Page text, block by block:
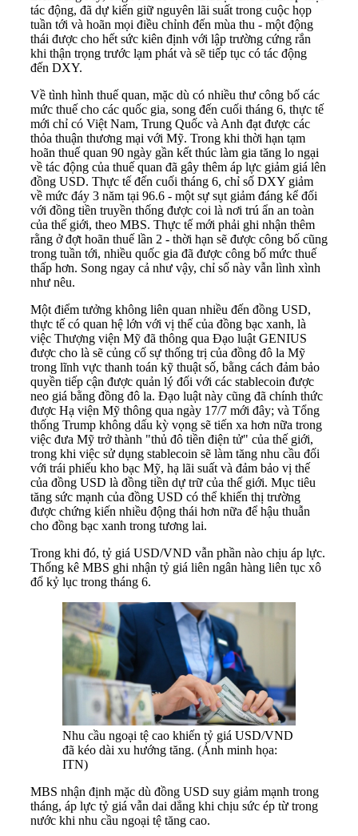
tác động, đã dự kiến giữ nguyên lãi suất trong cuộc họp
tuần tới và hoãn mọi điều chỉnh đến mùa thu - một động
thái được cho hết sức kiên định với lập trường cứng rắn
khi thận trọng trước lạm phát và sẽ tiếp tục có tác động
đến DXY.
Về tình hình thuế quan, mặc dù có nhiều thư công bố các
mức thuế cho các quốc gia, song đến cuối tháng 6, thực tế
mới chỉ có Việt Nam, Trung Quốc và Anh đạt được các
thỏa thuận thương mại với Mỹ. Trong khi thời hạn tạm
hoãn thuế quan 90 ngày gần kết thúc làm gia tăng lo ngại
về tác động của thuế quan đã gây thêm áp lực giảm giá lên
đồng USD. Thực tế đến cuối tháng 6, chỉ số DXY giảm
về mức đáy 3 năm tại 96.6 - một sự sụt giảm đáng kể đối
với đồng tiền truyền thống được coi là nơi trú ẩn an toàn
của thế giới, theo MBS. Thực tế mới phải ghi nhận thêm
rằng ở đợt hoãn thuế lần 2 - thời hạn sẽ được công bố cũng
trong tuần tới, nhiều quốc gia đã được công bố mức thuế
thấp hơn. Song ngay cả như vậy, chỉ số này vẫn lình xình
như nêu.
Một điểm tưởng không liên quan nhiều đến đồng USD,
thực tế có quan hệ lớn với vị thế của đồng bạc xanh, là
việc Thượng viện Mỹ đã thông qua Đạo luật GENIUS
được cho là sẽ củng cố sự thống trị của đồng đô la Mỹ
trong lĩnh vực thanh toán kỹ thuật số, bằng cách đảm bảo
quyền tiếp cận được quản lý đối với các stablecoin được
neo giá bằng đồng đô la. Đạo luật này cũng đã chính thức
được Hạ viện Mỹ thông qua ngày 17/7 mới đây; và Tổng
thống Trump không dấu kỳ vọng sẽ tiến xa hơn nữa trong
việc đưa Mỹ trở thành "thủ đô tiền điện tử" của thế giới,
trong khi việc sử dụng stablecoin sẽ làm tăng nhu cầu đối
với trái phiếu kho bạc Mỹ, hạ lãi suất và đảm bảo vị thế
của đồng USD là đồng tiền dự trữ của thế giới. Mục tiêu
tăng sức mạnh của đồng USD có thể khiến thị trường
được chứng kiến nhiều động thái hơn nữa để hậu thuẫn
cho đồng bạc xanh trong tương lai.
Trong khi đó, tỷ giá USD/VND vẫn phần nào chịu áp lực.
Thống kê MBS ghi nhận tỷ giá liên ngân hàng liên tục xô
đổ kỷ lục trong tháng 6.
Nhu cầu ngoại tệ cao khiến tỷ giá USD/VND
đã kéo dài xu hướng tăng. (Ảnh minh họa:
ITN)
MBS nhận định mặc dù đồng USD suy giảm mạnh trong
tháng, áp lực tỷ giá vẫn dai dẳng khi chịu sức ép từ trong
nước khi nhu cầu ngoại tệ tăng cao.